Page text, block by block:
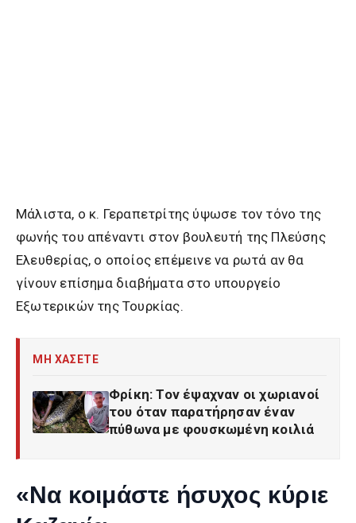
Μάλιστα, ο κ. Γεραπετρίτης ύψωσε τον τόνο της
φωνής του απέναντι στον βουλευτή της Πλεύσης
Ελευθερίας, ο οποίος επέμεινε να ρωτά αν θα
γίνουν επίσημα διαβήματα στο υπουργείο
Εξωτερικών της Τουρκίας.
ΜΗ ΧΑΣΕΤΕ
Φρίκη: Τον έψαχναν οι χωριανοί
του όταν παρατήρησαν έναν
πύθωνα με φουσκωμένη κοιλιά
«Να κοιμάστε ήσυχος κύριε